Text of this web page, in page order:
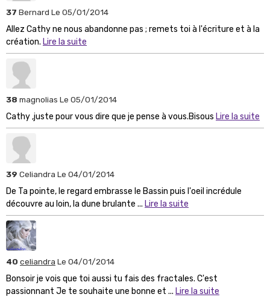
37 Bernard Le 05/01/2014
Allez Cathy ne nous abandonne pas ; remets toi à l'écriture et à la
création. Lire la suite
38 magnolias Le 05/01/2014
Cathy ,juste pour vous dire que je pense à vous.Bisous Lire la suite
39 Celiandra Le 04/01/2014
De Ta pointe, le regard embrasse le Bassin puis l'oeil incrédule
découvre au loin, la dune brulante ... Lire la suite
40 celiandra Le 04/01/2014
Bonsoir je vois que toi aussi tu fais des fractales. C'est
passionnant Je te souhaite une bonne et ... Lire la suite